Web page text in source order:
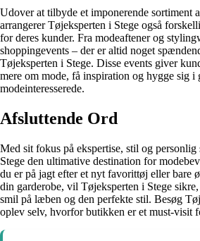
Udover at tilbyde et imponerende sortiment
arrangerer Tøjeksperten i Stege også
for deres kunder. Fra modeaftener og
shoppingevents – der er altid noget
Tøjeksperten i Stege. Disse events giver
mere om mode, få inspiration og hygge sig i
modeinteresserede.
Afsluttende Ord
Med sit fokus på ekspertise, stil og
Stege den ultimative destination for
du er på jagt efter et nyt favorittøj eller bare
din garderobe, vil Tøjeksperten i Stege
smil på læben og den perfekte stil. Besøg
oplev selv, hvorfor butikken er et must-visit